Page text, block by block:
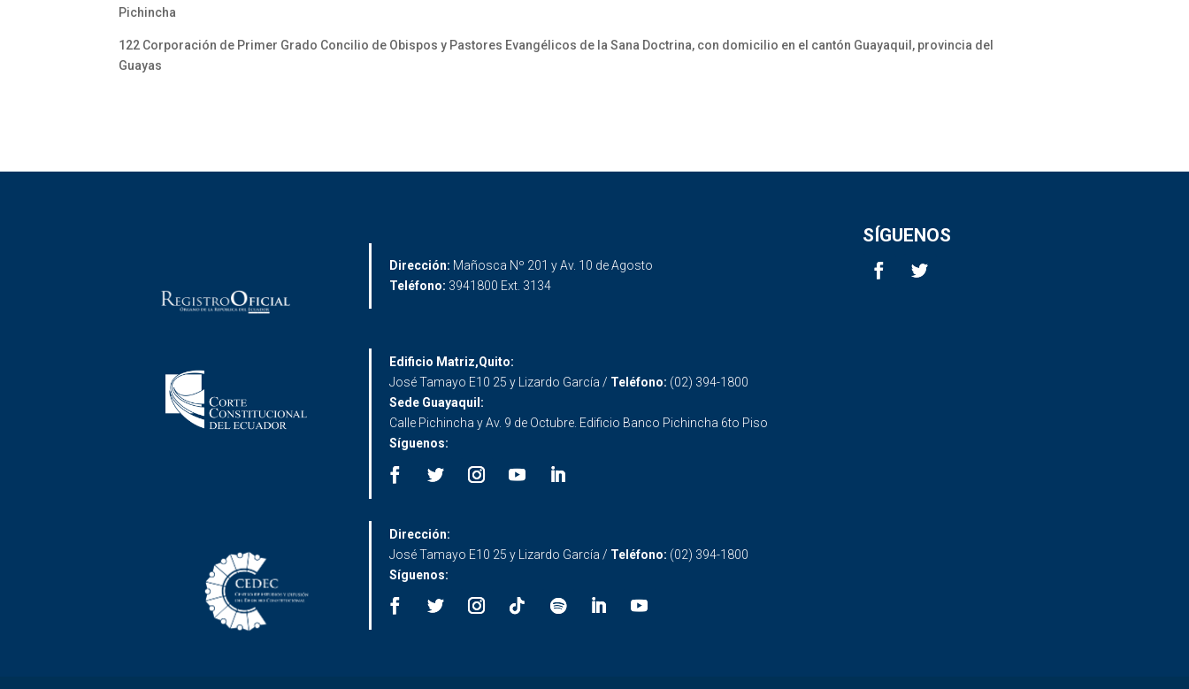
Pichincha
122 Corporación de Primer Grado Concilio de Obispos y Pastores Evangélicos de la Sana Doctrina, con domicilio en el cantón Guayaquil, provincia del
Guayas
Dirección: Mañosca Nº 201 y Av. 10 de Agosto
Teléfono: 3941800 Ext. 3134
SÍGUENOS
Edificio Matriz,Quito:
José Tamayo E10 25 y Lizardo García / Teléfono: (02) 394-1800
Sede Guayaquil:
Calle Pichincha y Av. 9 de Octubre. Edificio Banco Pichincha 6to Piso
Síguenos:
Dirección:
José Tamayo E10 25 y Lizardo García / Teléfono: (02) 394-1800
Síguenos: